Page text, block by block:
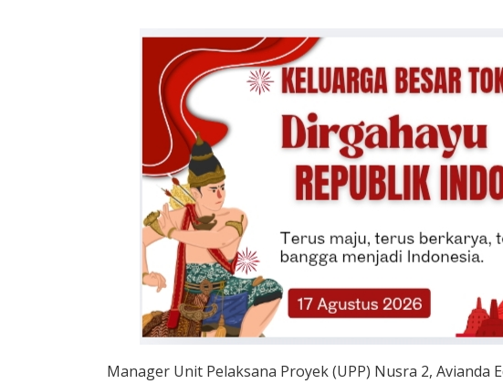
Manager Unit Pelaksana Proyek (UPP) Nusra 2, Avianda